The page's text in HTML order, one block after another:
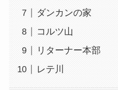
ダンカンの家
コルツ山
リターナー本部
レテ川